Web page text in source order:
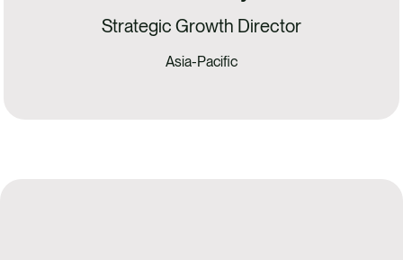
Strategic Growth Director
Asia-Pacific